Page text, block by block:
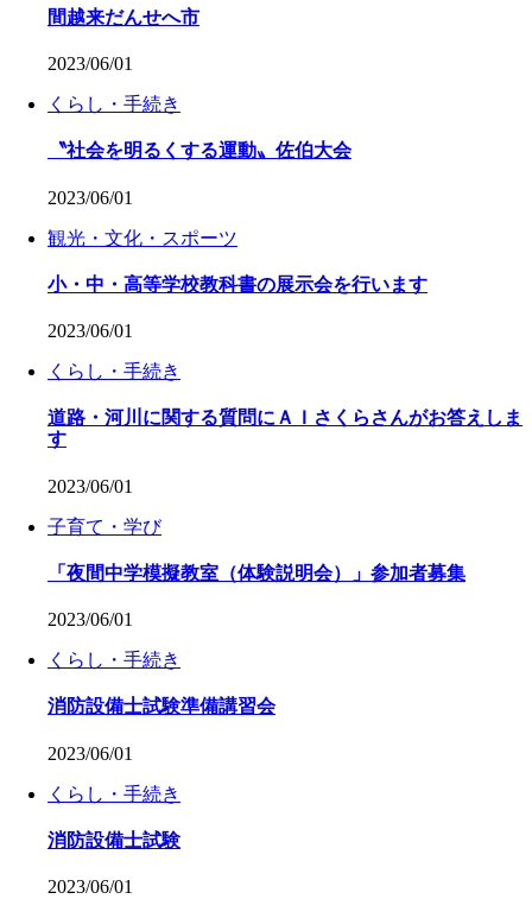
間越来だんせへ市
2023/06/01
くらし・手続き
〝社会を明るくする運動〟佐伯大会
2023/06/01
観光・文化・スポーツ
小・中・高等学校教科書の展示会を行います
2023/06/01
くらし・手続き
道路・河川に関する質問にＡＩさくらさんがお答えしま
す
2023/06/01
子育て・学び
「夜間中学模擬教室（体験説明会）」参加者募集
2023/06/01
くらし・手続き
消防設備士試験準備講習会
2023/06/01
くらし・手続き
消防設備士試験
2023/06/01